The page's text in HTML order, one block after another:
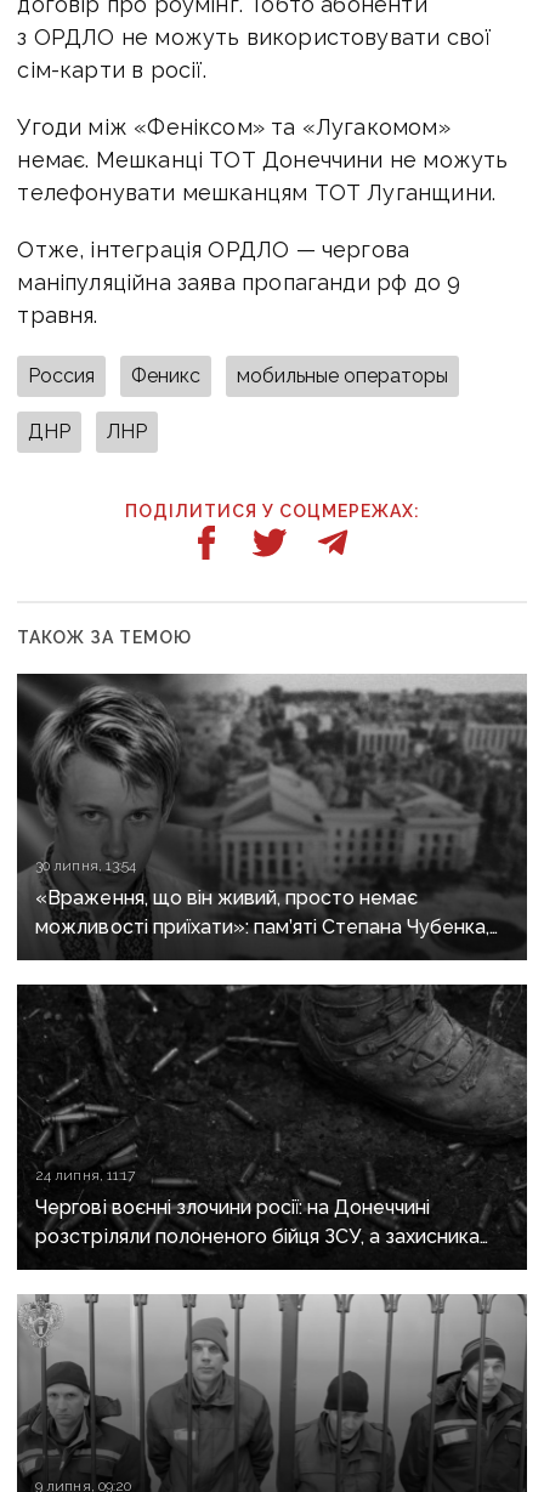
з ОРДЛО не можуть використовувати свої
сім-карти в росії.
Угоди між «Феніксом» та «Лугакомом»
немає. Мешканці ТОТ Донеччини не можуть
телефонувати мешканцям ТОТ Луганщини.
Отже, інтеграція ОРДЛО — чергова
маніпуляційна заява пропаганди рф до 9
травня.
Россия Феникс мобильные операторы
ДНР ЛНР
ПОДІЛИТИСЯ У СОЦМЕРЕЖАХ:
ТАКОЖ ЗА ТЕМОЮ
30 липня, 13:54
«Враження, що він живий, просто немає
можливості приїхати»: пам’яті Степана Чубенка,
якого закатували бойовики за любов до України
24 липня, 11:17
Чергові воєнні злочини росії: на Донеччині
розстріляли полоненого бійця ЗСУ, а захисника
Маріуполя відправили до колонії на 21 рік
9 липня, 09:20